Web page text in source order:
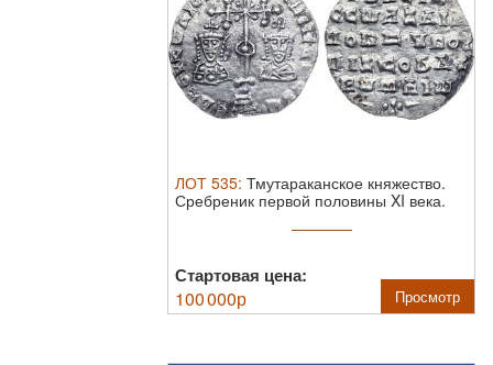
ЛОТ 535: Тмутараканское княжество.
Сребреник первой половины XI века.
Стартовая цена:
100 000р Просмотр